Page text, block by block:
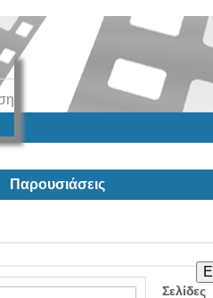
Παρουσιάσεις
Σελίδες